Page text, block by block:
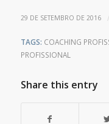
29 DE SETEMBRO DE 2016 /
TAGS: COACHING
PROFISSIONAL
Share this entry